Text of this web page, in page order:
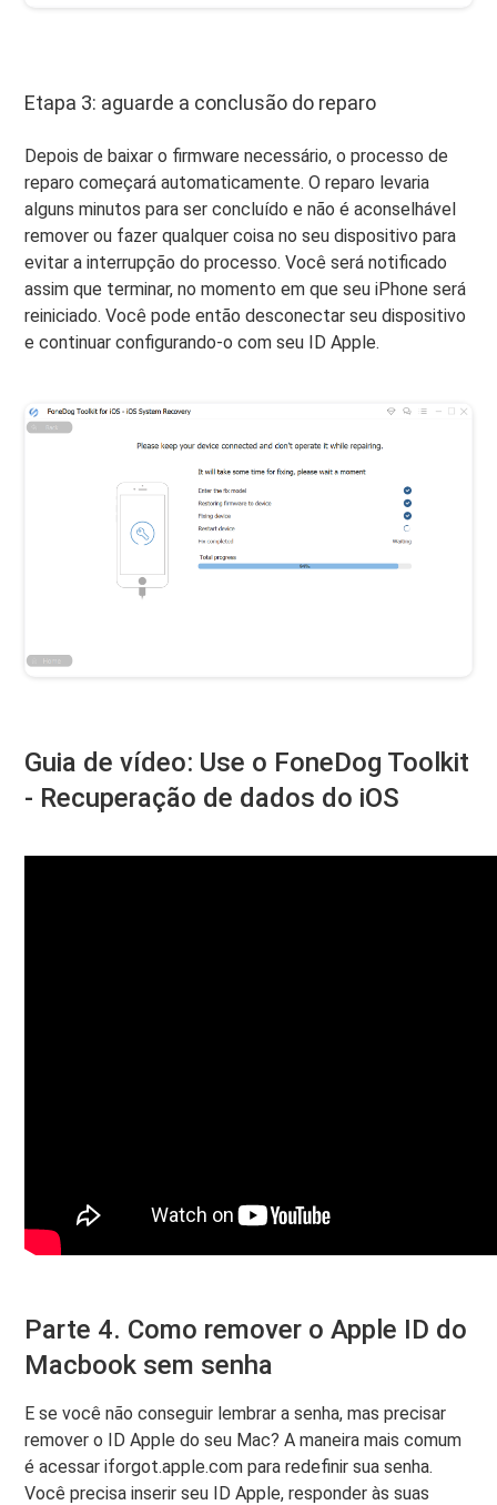
Etapa 3: aguarde a conclusão do reparo
Depois de baixar o firmware necessário, o processo de
reparo começará automaticamente. O reparo levaria
alguns minutos para ser concluído e não é aconselhável
remover ou fazer qualquer coisa no seu dispositivo para
evitar a interrupção do processo. Você será notificado
assim que terminar, no momento em que seu iPhone será
reiniciado. Você pode então desconectar seu dispositivo
e continuar configurando-o com seu ID Apple.
Guia de vídeo: Use o FoneDog Toolkit
- Recuperação de dados do iOS
Parte 4. Como remover o Apple ID do
Macbook sem senha
E se você não conseguir lembrar a senha, mas precisar
remover o ID Apple do seu Mac? A maneira mais comum
é acessar iforgot.apple.com para redefinir sua senha.
Você precisa inserir seu ID Apple, responder às suas